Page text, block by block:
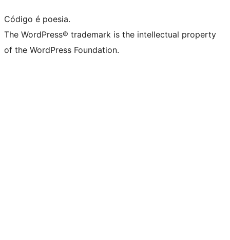
Código é poesia.
The WordPress® trademark is the intellectual property
of the WordPress Foundation.